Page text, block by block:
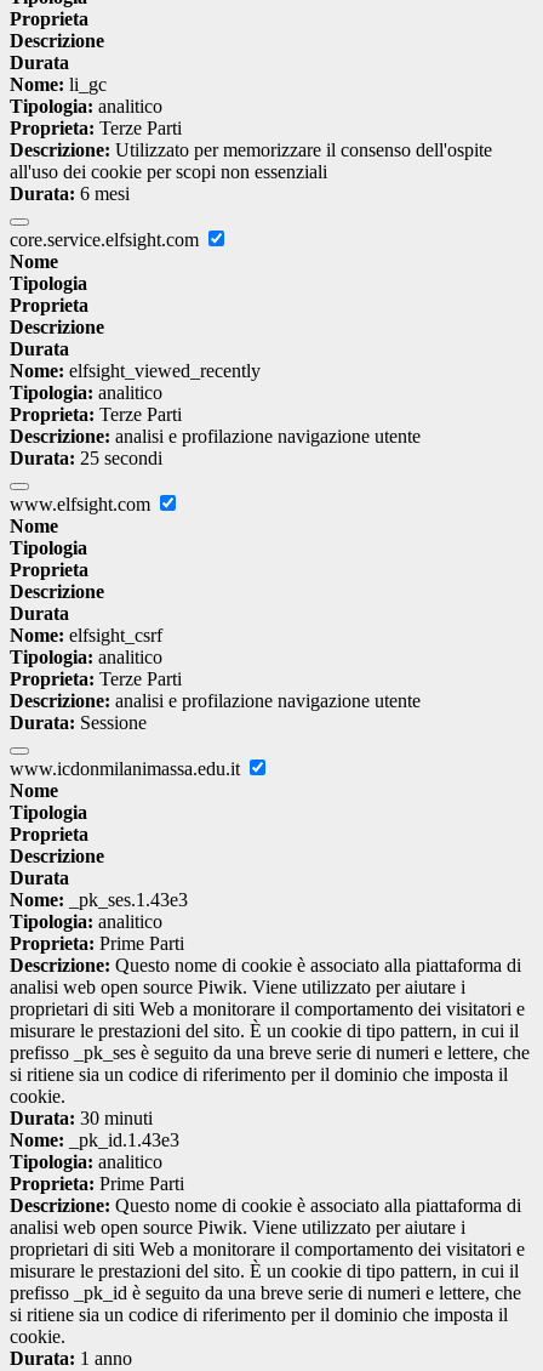
Proprieta
Descrizione
Durata
Nome: li_gc
Tipologia: analitico
Proprieta: Terze Parti
Descrizione: Utilizzato per memorizzare il consenso dell'ospite
all'uso dei cookie per scopi non essenziali
Durata: 6 mesi
core.service.elfsight.com
Nome
Tipologia
Proprieta
Descrizione
Durata
Nome: elfsight_viewed_recently
Tipologia: analitico
Proprieta: Terze Parti
Descrizione: analisi e profilazione navigazione utente
Durata: 25 secondi
www.elfsight.com
Nome
Tipologia
Proprieta
Descrizione
Durata
Nome: elfsight_csrf
Tipologia: analitico
Proprieta: Terze Parti
Descrizione: analisi e profilazione navigazione utente
Durata: Sessione
www.icdonmilanimassa.edu.it
Nome
Tipologia
Proprieta
Descrizione
Durata
Nome: _pk_ses.1.43e3
Tipologia: analitico
Proprieta: Prime Parti
Descrizione: Questo nome di cookie è associato alla piattaforma di
analisi web open source Piwik. Viene utilizzato per aiutare i
proprietari di siti Web a monitorare il comportamento dei visitatori e
misurare le prestazioni del sito. È un cookie di tipo pattern, in cui il
prefisso _pk_ses è seguito da una breve serie di numeri e lettere, che
si ritiene sia un codice di riferimento per il dominio che imposta il
cookie.
Durata: 30 minuti
Nome: _pk_id.1.43e3
Tipologia: analitico
Proprieta: Prime Parti
Descrizione: Questo nome di cookie è associato alla piattaforma di
analisi web open source Piwik. Viene utilizzato per aiutare i
proprietari di siti Web a monitorare il comportamento dei visitatori e
misurare le prestazioni del sito. È un cookie di tipo pattern, in cui il
prefisso _pk_id è seguito da una breve serie di numeri e lettere, che
si ritiene sia un codice di riferimento per il dominio che imposta il
cookie.
Durata: 1 anno